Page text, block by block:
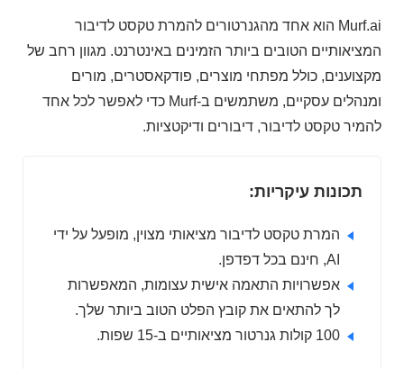
Murf.ai הוא אחד מהגנרטורים להמרת טקסט לדיבור
המציאותיים הטובים ביותר הזמינים באינטרנט. מגוון רחב של
מקצוענים, כולל מפתחי מוצרים, פודקאסטרים, מורים
ומנהלים עסקיים, משתמשים ב-Murf כדי לאפשר לכל אחד
להמיר טקסט לדיבור, דיבורים ודיקטציות.
תכונות עיקריות:
המרת טקסט לדיבור מציאותי מצוין, מופעל על ידי
AI, חינם בכל דפדפן.
אפשרויות התאמה אישית עצומות, המאפשרות
לך להתאים את קובץ הפלט הטוב ביותר שלך.
100 קולות גנרטור מציאותיים ב-15 שפות.